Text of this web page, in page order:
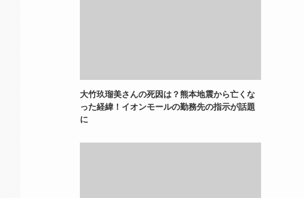
大竹玖瑠美さんの死因は？熊本地震から亡くな
った経緯！イオンモールの勤務先の指示が話題
に